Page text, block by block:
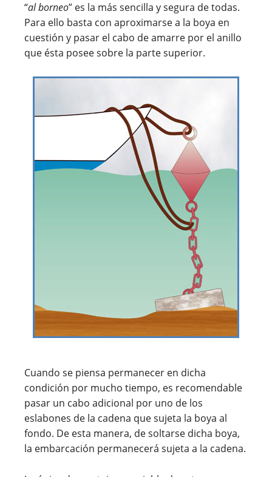
“al borneo” es la más sencilla y segura de todas.
Para ello basta con aproximarse a la boya en
cuestión y pasar el cabo de amarre por el anillo
que ésta posee sobre la parte superior.
Cuando se piensa permanecer en dicha
condición por mucho tiempo, es recomendable
pasar un cabo adicional por uno de los
eslabones de la cadena que sujeta la boya al
fondo. De esta manera, de soltarse dicha boya,
la embarcación permanecerá sujeta a la cadena.